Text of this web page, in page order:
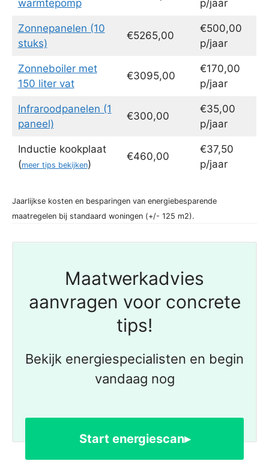
warmtepomp
p/jaar
Zonnepanelen (10
stuks)
€5265,00
€500,00
p/jaar
Zonneboiler met
150 liter vat
€3095,00
€170,00
p/jaar
Infraroodpanelen (1
paneel)
€300,00
€35,00
p/jaar
Inductie kookplaat
(meer tips bekijken)
€460,00
€37,50
p/jaar
Jaarlijkse kosten en besparingen van energiebesparende
maatregelen bij standaard woningen (+/- 125 m2).
Maatwerkadvies
aanvragen voor concrete
tips!
Bekijk energiespecialisten en begin
vandaag nog
Start energiescan▸